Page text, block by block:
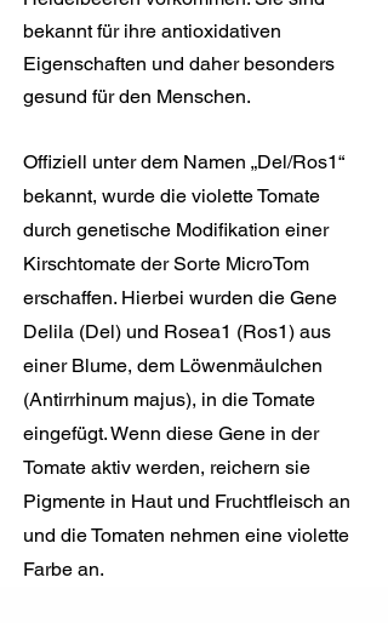
bekannt für ihre antioxidativen
Eigenschaften und daher besonders
gesund für den Menschen.
Offiziell unter dem Namen „Del/Ros1“
bekannt, wurde die violette Tomate
durch genetische Modifikation einer
Kirschtomate der Sorte MicroTom
erschaffen. Hierbei wurden die Gene
Delila (Del) und Rosea1 (Ros1) aus
einer Blume, dem Löwenmäulchen
(Antirrhinum majus), in die Tomate
eingefügt. Wenn diese Gene in der
Tomate aktiv werden, reichern sie
Pigmente in Haut und Fruchtfleisch an
und die Tomaten nehmen eine violette
Farbe an.​